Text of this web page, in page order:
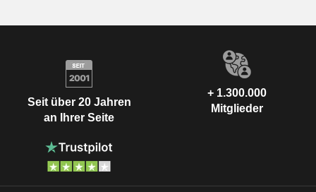
Seit über 20 Jahren
an Ihrer Seite
+ 1.300.000
Mitglieder